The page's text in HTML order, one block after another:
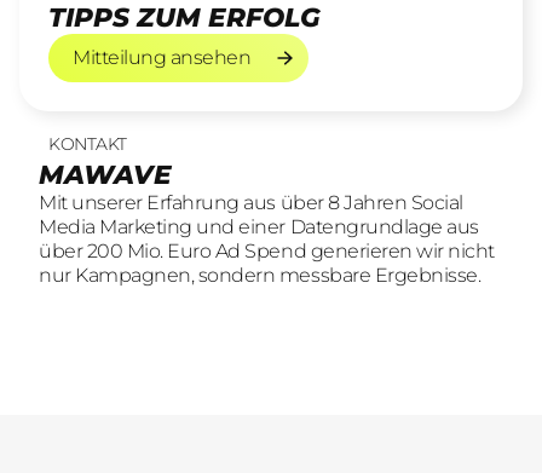
TIPPS ZUM ERFOLG
Mitteilung ansehen
Mitteilung ansehen
KONTAKT
MAWAVE
Mit unserer Erfahrung aus über 8 Jahren Social
Media Marketing und einer Datengrundlage aus
über 200 Mio. Euro Ad Spend generieren wir nicht
nur Kampagnen, sondern messbare Ergebnisse.
UNSERE LEISTUNGEN
SOCIAL LEAD AGENTUR
Mit unserer Erfahrung aus über 8 Jahren Social
Media Marketing und einer Datengrundlage aus
über 200 Mio. Euro Ad Spend generieren wir nicht
nur Kampagnen, sondern messbare Ergebnisse.
23 offene Stellen
KOMM INS TEAM
Wir sind auf der Suche nach motivierten und
engagierten Menschen, die mit kreativen Ideen
und LeidenschaftConsumer Brands auf Social
übersetzen.